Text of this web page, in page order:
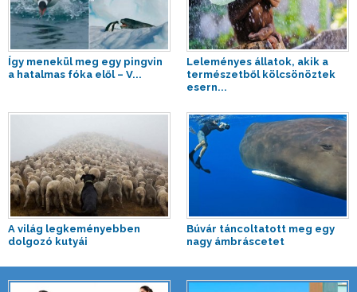
Így menekül meg egy pingvin
a hatalmas fóka elől – V...
Leleményes állatok, akik a
természetből kölcsönöztek
esern...
A világ legkeményebben
dolgozó kutyái
Búvár táncoltatott meg egy
nagy ámbráscetet